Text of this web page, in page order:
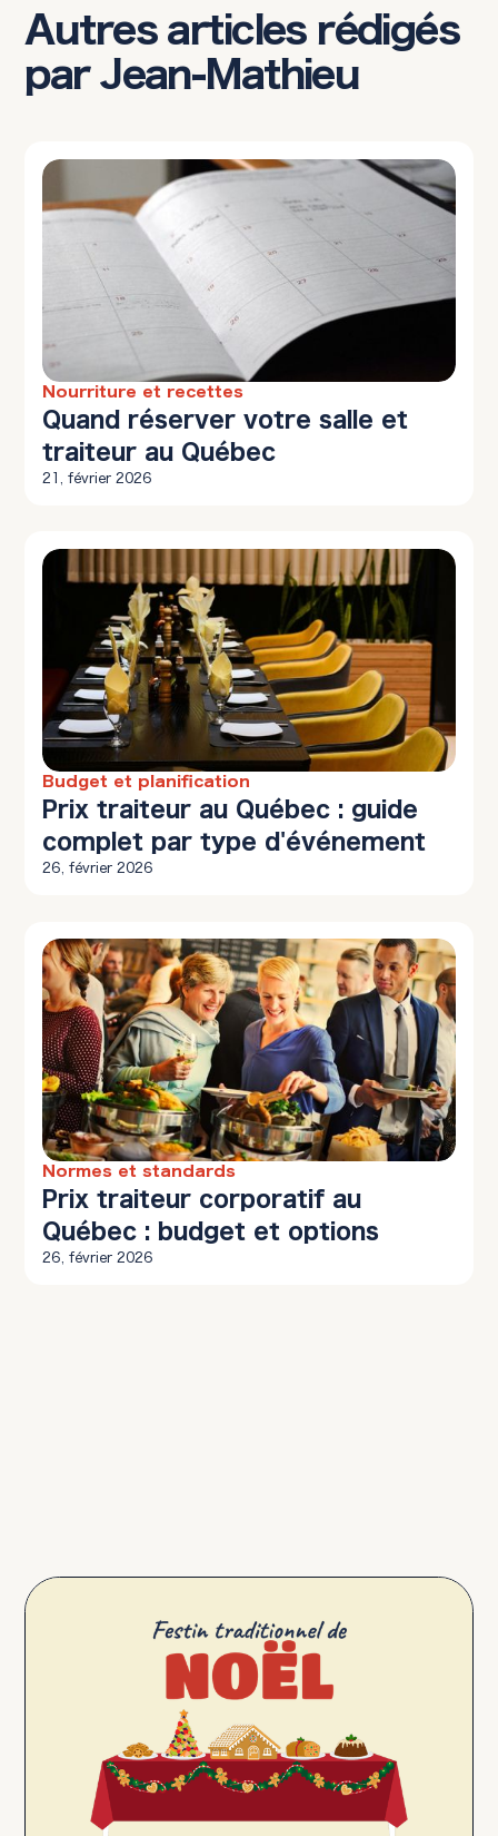
Autres articles rédigés
par Jean-Mathieu
10 min à lire
Nourriture et recettes
Quand réserver votre salle et
traiteur au Québec
21, février 2026
12 min à lire
Budget et planification
Prix traiteur au Québec : guide
complet par type d'événement
26, février 2026
10 min à lire
Normes et standards
Prix traiteur corporatif au
Québec : budget et options
26, février 2026